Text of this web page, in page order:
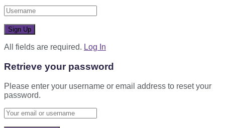
All fields are required. Log In
Retrieve your password
Please enter your username or email address to reset your
password.